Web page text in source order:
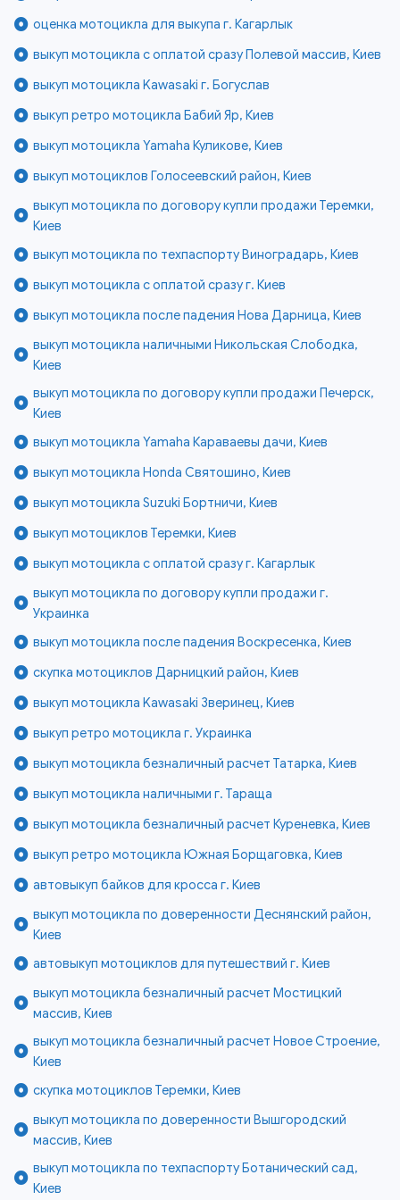
оценка мотоцикла для выкупа г. Кагарлык
выкуп мотоцикла с оплатой сразу Полевой массив, Киев
выкуп мотоцикла Kawasaki г. Богуслав
выкуп ретро мотоцикла Бабий Яр, Киев
выкуп мотоцикла Yamaha Куликове, Киев
выкуп мотоциклов Голосеевский район, Киев
выкуп мотоцикла по договору купли продажи Теремки,
Киев
выкуп мотоцикла по техпаспорту Виноградарь, Киев
выкуп мотоцикла с оплатой сразу г. Киев
выкуп мотоцикла после падения Нова Дарница, Киев
выкуп мотоцикла наличными Никольская Слободка,
Киев
выкуп мотоцикла по договору купли продажи Печерск,
Киев
выкуп мотоцикла Yamaha Караваевы дачи, Киев
выкуп мотоцикла Honda Святошино, Киев
выкуп мотоцикла Suzuki Бортничи, Киев
выкуп мотоциклов Теремки, Киев
выкуп мотоцикла с оплатой сразу г. Кагарлык
выкуп мотоцикла по договору купли продажи г.
Украинка
выкуп мотоцикла после падения Воскресенка, Киев
скупка мотоциклов Дарницкий район, Киев
выкуп мотоцикла Kawasaki Зверинец, Киев
выкуп ретро мотоцикла г. Украинка
выкуп мотоцикла безналичный расчет Татарка, Киев
выкуп мотоцикла наличными г. Тараща
выкуп мотоцикла безналичный расчет Куреневка, Киев
выкуп ретро мотоцикла Южная Борщаговка, Киев
автовыкуп байков для кросса г. Киев
выкуп мотоцикла по доверенности Деснянский район,
Киев
автовыкуп мотоциклов для путешествий г. Киев
выкуп мотоцикла безналичный расчет Мостицкий
массив, Киев
выкуп мотоцикла безналичный расчет Новое Строение,
Киев
скупка мотоциклов Теремки, Киев
выкуп мотоцикла по доверенности Вышгородский
массив, Киев
выкуп мотоцикла по техпаспорту Ботанический сад,
Киев